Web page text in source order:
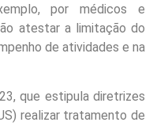
por médicos e
atestar a limitação do
de atividades e na
que estipula diretrizes
realizar tratamento de